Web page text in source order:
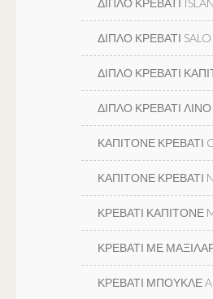
ΔΙΠΛΟ ΚΡΕΒΑΤΙ
ΔΙΠΛΟ ΚΡΕΒΑΤΙ SALO
ΔΙΠΛΟ ΚΡΕΒΑΤΙ
ΔΙΠΛΟ ΚΡΕΒΑΤΙ ΛΙΝΟ
ΚΑΠΙΤΟΝΕ ΚΡΕΒΑΤΙ
ΚΑΠΙΤΟΝΕ ΚΡΕΒΑΤΙ
ΚΡΕΒΑΤΙ ΚΑΠΙΤΟΝΕ
ΚΡΕΒΑΤΙ ΜΕ
ΚΡΕΒΑΤΙ ΜΠΟΥΚΛΕ